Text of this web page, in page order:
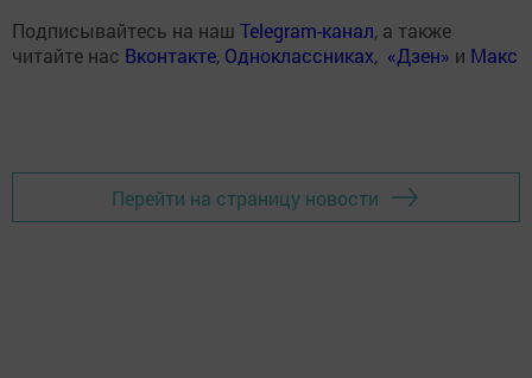
Подписывайтесь на наш Telegram-канал, а также
читайте нас Вконтакте, Одноклассниках, «Дзен» и Макс
Перейти на страницу новости